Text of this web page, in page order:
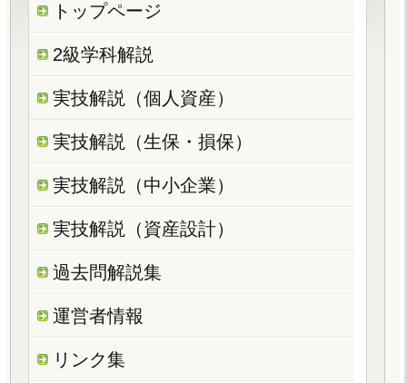
トップページ
2級学科解説
実技解説（個人資産）
実技解説（生保・損保）
実技解説（中小企業）
実技解説（資産設計）
過去問解説集
運営者情報
リンク集